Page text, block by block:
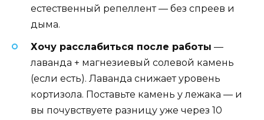
естественный репеллент — без спреев и
дыма.
Хочу расслабиться после работы —
лаванда + магнезиевый солевой камень
(если есть). Лаванда снижает уровень
кортизола. Поставьте камень у лежака — и
вы почувствуете разницу уже через 10